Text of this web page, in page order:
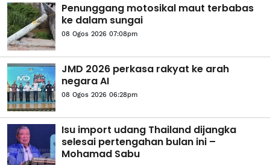
Penunggang motosikal maut terbabas
ke dalam sungai
08 Ogos 2026 07:08pm
JMD 2026 perkasa rakyat ke arah
negara AI
08 Ogos 2026 06:28pm
Isu import udang Thailand dijangka
selesai pertengahan bulan ini –
Mohamad Sabu